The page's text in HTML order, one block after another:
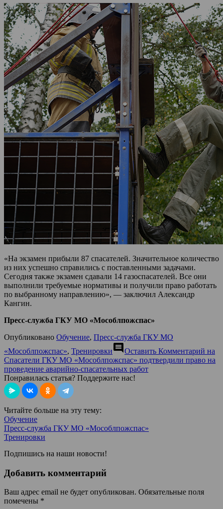
«На экзамен прибыли 87 спасателей. Значительное количество
из них успешно справились с поставленными задачами.
Сегодня также экзамен сдавали 14 газоспасателей. Все они
выполнили требуемые нормативы и получили право работать
по выбранному направлению», — заключил Александр
Кангин.
Пресс-служба ГКУ МО «Мособлпожспас»
Опубликовано Обучение, Пресс-служба ГКУ МО
«Мособлпожспас», Тренировкиcomment Оставить Комментарий на
Спасатели ГКУ МО «Мособлпожспас» подтвердили право на
проведение аварийно-спасательных работ
Понравилась статья? Поддержите нас!
Читайте больше на эту тему:
Обучение
Пресс-служба ГКУ МО «Мособлпожспас»
Тренировки
Подпишись на наши новости!
Добавить комментарий
Ваш адрес email не будет опубликован. Обязательные поля
помечены *